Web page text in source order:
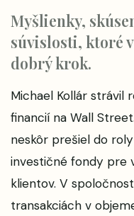
Myšlienky,
súvislosti, ktoré
dobrý krok.
Michael Kollár
financií na Wall
neskôr prešiel do
investičné fondy pre
klientov. V
transakciách v